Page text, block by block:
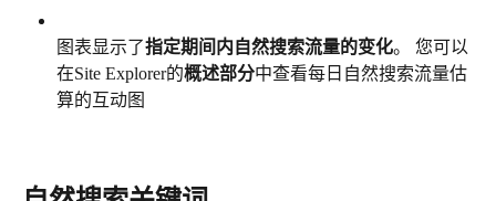
图表显示了指定期间内自然搜索流量的变化。 您可以
在Site Explorer的概述部分中查看每日自然搜索流量估
算的互动图